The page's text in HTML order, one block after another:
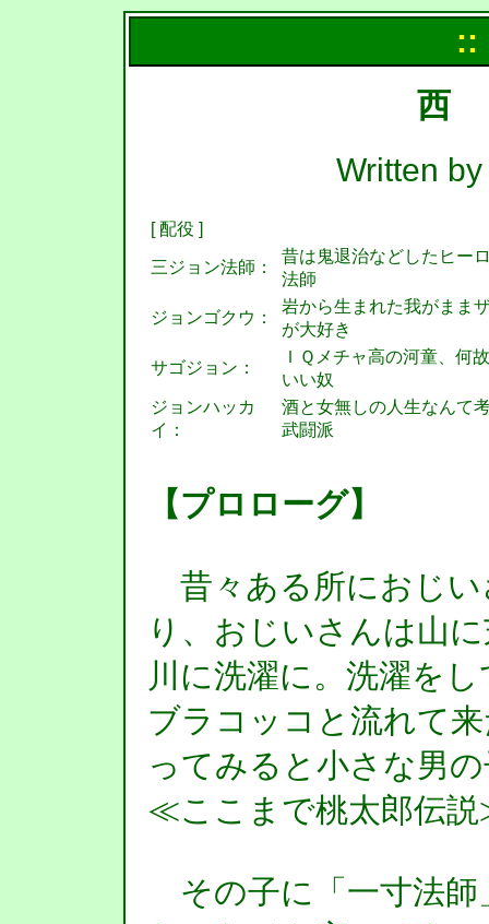
::
Written
[ 配役 ]
三ジョン法師：
昔は鬼退治などしたヒー
法師
ジョンゴクウ：
岩から生まれた我がまま
が大好き
サゴジョン：
ＩＱメチャ高の河童、何
いい奴
ジョンハッカ
イ：
酒と女無しの人生なんて
武闘派
【プロローグ】
昔々ある所におじ
り、おじいさんは山
川に洗濯に。洗濯を
ブラコッコと流れて
ってみると小さな男
≪ここまで桃太郎伝
その子に「一寸法師